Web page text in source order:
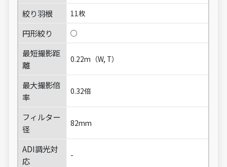
絞り羽根 11枚
円形絞り ○
最短撮影距
離
0.22m（W, T）
最大撮影倍
率
0.32倍
フィルター
径
82mm
ADI調光対
応
-